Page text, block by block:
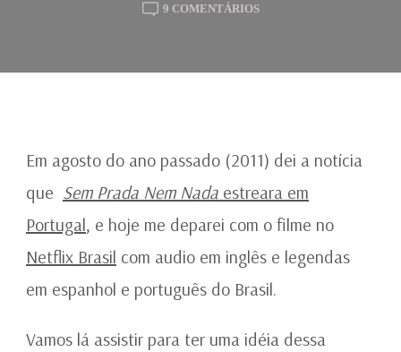
9 COMENTÁRIOSEM
NEM
BRASIL
Em agosto do ano passado (2011) dei a notícia
que Sem Prada Nem Nada estreara em
Portugal, e hoje me deparei com o filme no
Netflix Brasil com audio em inglês e legendas
em espanhol e português do Brasil.
Vamos lá assistir para ter uma idéia dessa